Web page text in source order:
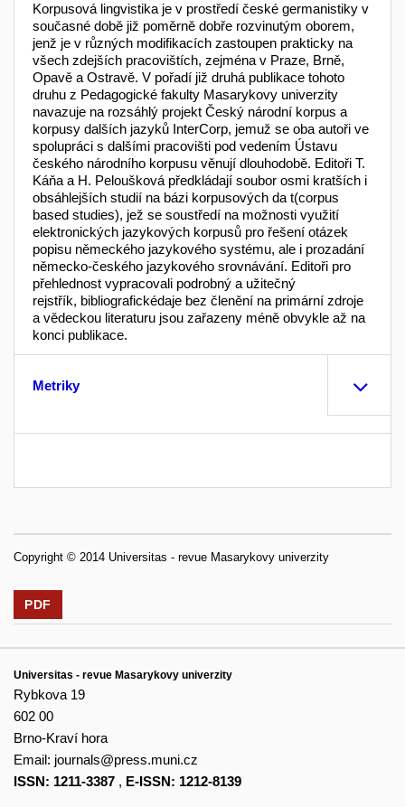
Korpusová lingvistika je v prostředí české germanistiky v
současné době již poměrně dobře rozvinutým oborem,
jenž je v různých modifikacích zastoupen prakticky na
všech zdejších pracovištích, zejména v Praze, Brně,
Opavě a Ostravě. V pořadí již druhá publikace tohoto
druhu z Pedagogické fakulty Masarykovy univerzity
navazuje na rozsáhlý projekt Český národní korpus a
korpusy dalších jazyků InterCorp, jemuž se oba autoři ve
spolupráci s dalšími pracovišti pod vedením Ústavu
českého národního korpusu věnují dlouhodobě. Editoři T.
Káňa a H. Peloušková předkládají soubor osmi kratších i
obsáhlejších studií na bázi korpusových da t(corpus
based studies), jež se soustředí na možnosti využití
elektronických jazykových korpusů pro řešení otázek
popisu německého jazykového systému, ale i prozadání
německo-českého jazykového srovnávání. Editoři pro
přehlednost vypracovali podrobný a užitečný
rejstřík, bibliografickédaje bez členění na primární zdroje
a vědeckou literaturu jsou zařazeny méně obvykle až na
konci publikace.
Metriky
Copyright © 2014 Universitas - revue Masarykovy univerzity
PDF
Universitas - revue Masarykovy univerzity
Rybkova 19
602 00
Brno-Kraví hora
Email: journals@press.muni.cz
ISSN: 1211-3387 , E-ISSN: 1212-8139